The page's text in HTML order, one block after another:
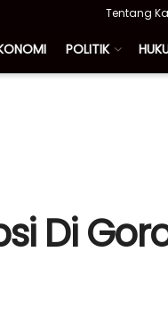
Tentang
POLITIK
Di